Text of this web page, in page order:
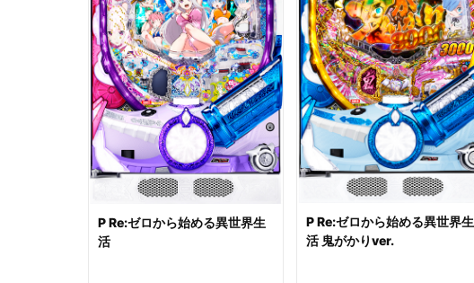
P Re:ゼロから始める異世界生
活
P Re:ゼロから始める異世界生
活 鬼がかりver.